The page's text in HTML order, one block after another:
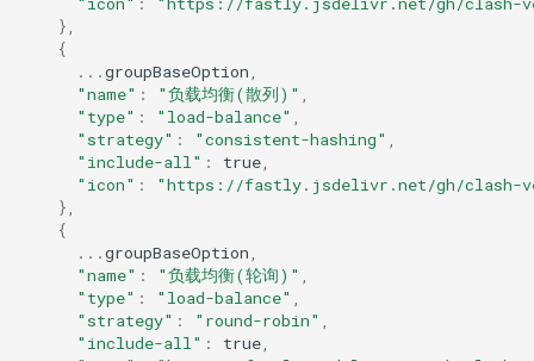
},
{
...groupBaseOption,
"name" : "负载均衡(散列)" ,
"type" : "load-balance" ,
"strategy" : "consistent-hashing" ,
"include-all" : true,
"icon" :
"https://fastly.jsdelivr.net/gh/clash-
},
{
...groupBaseOption,
"name" : "负载均衡(轮询)" ,
"type" : "load-balance" ,
"strategy" : "round-robin" ,
"include-all" : true,